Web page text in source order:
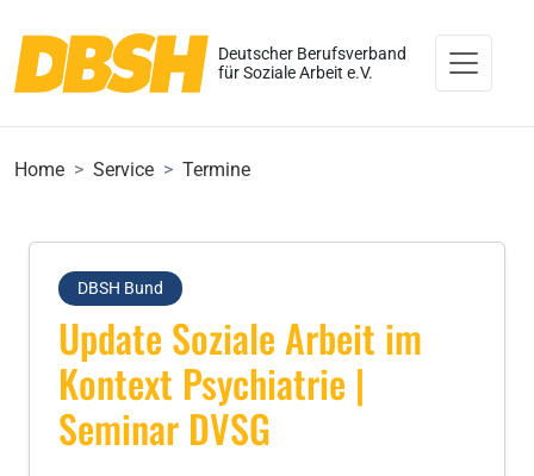
Deutscher Berufsverband
für Soziale Arbeit e.V.
Home Service Termine
DBSH Bund
Update Soziale Arbeit im
Kontext Psychiatrie |
Seminar DVSG